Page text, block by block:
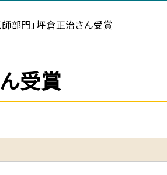
師部門」坪倉正治さん受賞
受賞